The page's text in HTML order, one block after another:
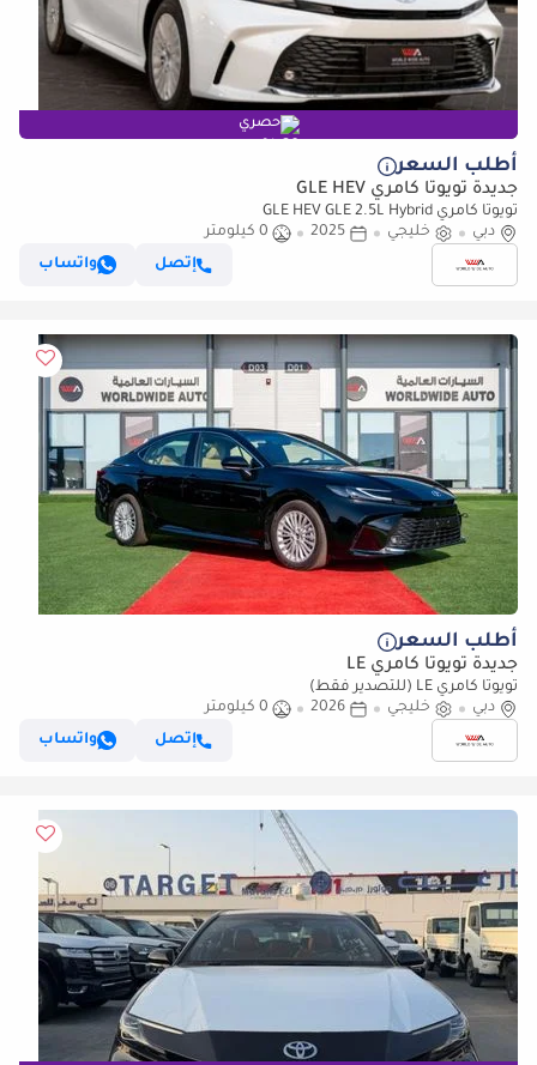
حصري
أطلب السعر
جديدة تويوتا كامري GLE HEV
تويوتا كامري GLE HEV GLE 2.5L Hybrid
دبي
خليجي 2025
0 كيلومتر
إتصل
واتساب
أطلب السعر
جديدة تويوتا كامري LE
تويوتا كامري LE (للتصدير فقط)
دبي
خليجي 2026
0 كيلومتر
إتصل
واتساب